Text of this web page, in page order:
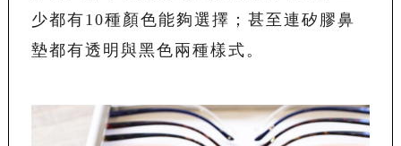
少都有10種顏色能夠選擇；甚至連矽膠鼻
墊都有透明與黑色兩種樣式。